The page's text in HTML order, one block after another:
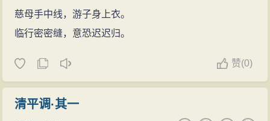
慈母手中线，游子身上衣。
临行密密缝，意恐迟迟归。
赞(0)
清平调·其一